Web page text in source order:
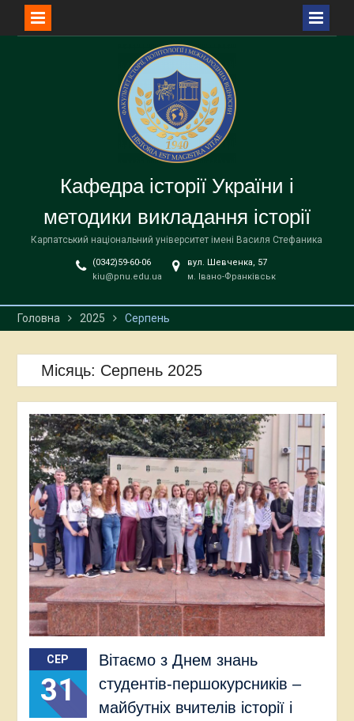
Кафедра історії України і
методики викладання історії
Карпатський національний університет імені Василя Стефаника
(0342)59-60-06
kiu@pnu.edu.ua
вул. Шевченка, 57
м. Івано-Франківськ
Головна 2025 Серпень
Місяць: Серпень 2025
СЕР
31
Вітаємо з Днем знань
студентів-першокурсників –
майбутніх вчителів історії і